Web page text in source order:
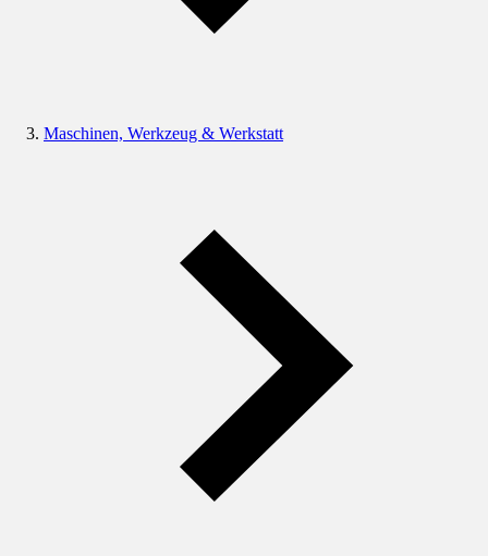
Maschinen, Werkzeug & Werkstatt